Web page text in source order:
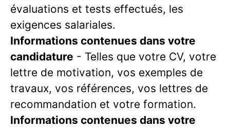
évaluations et tests effectués, les
exigences salariales.
Informations contenues dans votre
candidature - Telles que votre CV, votre
lettre de motivation, vos exemples de
travaux, vos références, vos lettres de
recommandation et votre formation.
Informations contenues dans votre